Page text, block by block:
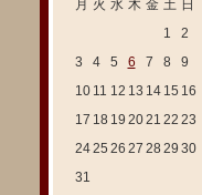
月 火 水 木 金 土 日
1
2
3
4 5 6 7 8
9
10 11 12 13 14 15 16
17 18 19 2021 22 23
2425 26 27 28 29 30
31